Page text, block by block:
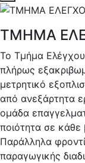
ΤΜΗΜΑ
Το Τμήμα Ελέγχου
πλήρως
μετρητικό
από ανεξάρτητα
ομάδα
ποιότητα σε κάθε
Παράλληλα
παραγωγικής